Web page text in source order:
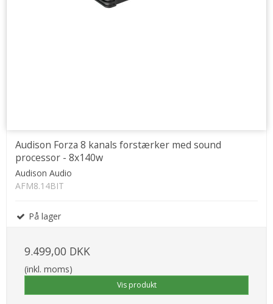
Audison Forza 8 kanals forstærker med sound
processor - 8x140w
Audison Audio
AFM8.14BIT
På lager
9.499,00 DKK
(inkl. moms)
Vis produkt